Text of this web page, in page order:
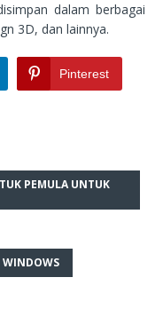
dalam berbagai
3D, dan lainnya.
Pinterest
PEMULA UNTUK
WINDOWS